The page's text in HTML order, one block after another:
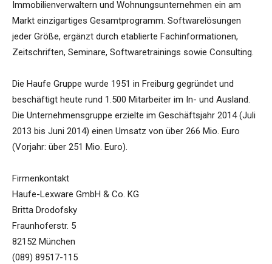
Immobilienverwaltern und Wohnungsunternehmen ein am
Markt einzigartiges Gesamtprogramm. Softwarelösungen
jeder Größe, ergänzt durch etablierte Fachinformationen,
Zeitschriften, Seminare, Softwaretrainings sowie Consulting.
Die Haufe Gruppe wurde 1951 in Freiburg gegründet und
beschäftigt heute rund 1.500 Mitarbeiter im In- und Ausland.
Die Unternehmensgruppe erzielte im Geschäftsjahr 2014 (Juli
2013 bis Juni 2014) einen Umsatz von über 266 Mio. Euro
(Vorjahr: über 251 Mio. Euro).
Firmenkontakt
Haufe-Lexware GmbH & Co. KG
Britta Drodofsky
Fraunhoferstr. 5
82152 München
(089) 89517-115